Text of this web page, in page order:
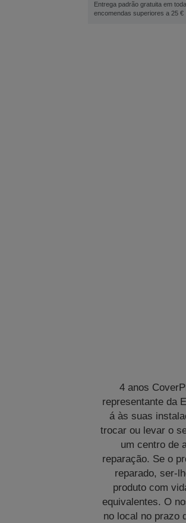
Entrega padrão gratuita em
encomendas superiores a 25 €
4 anos
representante da
á às suas
trocar ou levar o
um centro de
reparação. Se o
reparado, ser-
produto com
equivalentes. O
no local no prazo